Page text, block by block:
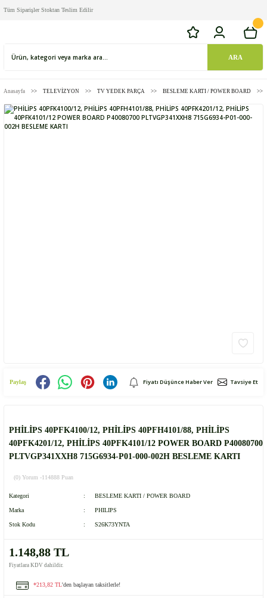
Tüm Siparişler Stoktan Teslim Edilir
ARA
Anasayfa TELEVİZYON TV YEDEK PARÇA BESLEME KARTI / POWER BOARD
Paylaş Fiyatı Düşünce Haber Ver Tavsiye Et
PHİLİPS 40PFK4100/12, PHİLİPS 40PFH4101/88, PHİLİPS
40PFK4201/12, PHİLİPS 40PFK4101/12 POWER BOARD P40080700
PLTVGP341XXH8 715G6934-P01-000-002H BESLEME KARTI
(0) Yorum -114888 Puan
Kategori BESLEME KARTI / POWER BOARD
Marka PHILIPS
Stok Kodu S26K73YNTA
1.148,88 TL
Fiyatlara KDV dahildir.
*213,82 TL'den başlayan taksitlerle!